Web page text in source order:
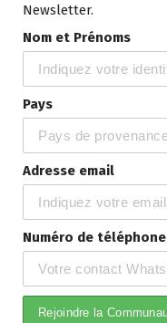
Newsletter.
Nom et Prénoms
Pays
Adresse email
Numéro de téléphone